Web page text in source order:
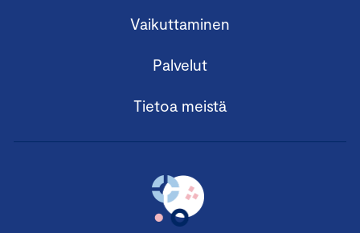
Vaikuttaminen
Palvelut
Tietoa meistä